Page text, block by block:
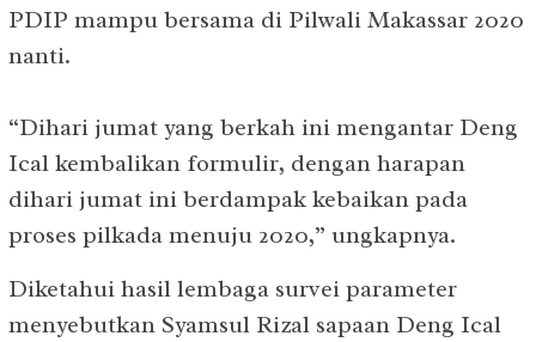
PDIP mampu bersama di Pilwali Makassar 2020
nanti.
“Dihari jumat yang berkah ini mengantar Deng
Ical kembalikan formulir, dengan harapan
dihari jumat ini berdampak kebaikan pada
proses pilkada menuju 2020,” ungkapnya.
Diketahui hasil lembaga survei parameter
menyebutkan Syamsul Rizal sapaan Deng Ical